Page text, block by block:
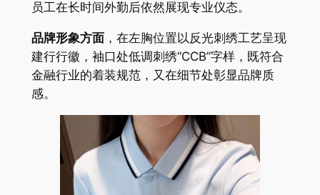
员工在长时间外勤后依然展现专业仪态。
品牌形象方面，在左胸位置以反光刺绣工艺呈现
建行行徽，袖口处低调刺绣“CCB”字样，既符合
金融行业的着装规范，又在细节处彰显品牌质
感。